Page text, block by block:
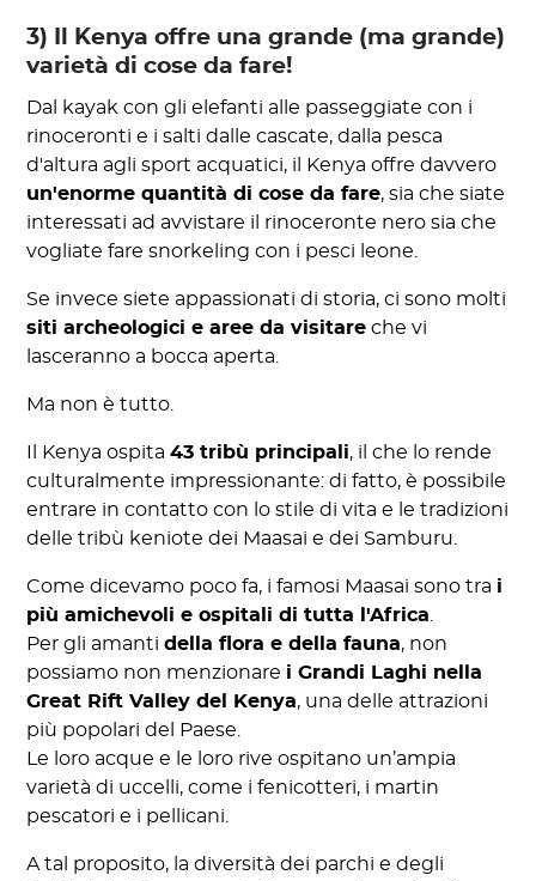
3) Il Kenya offre una grande (ma grande)
varietà di cose da fare!
Dal kayak con gli elefanti alle passeggiate con i
rinoceronti e i salti dalle cascate, dalla pesca
d'altura agli sport acquatici, il Kenya offre davvero
un'enorme quantità di cose da fare, sia che siate
interessati ad avvistare il rinoceronte nero sia che
vogliate fare snorkeling con i pesci leone.
Se invece siete appassionati di storia, ci sono molti
siti archeologici e aree da visitare che vi
lasceranno a bocca aperta.
Ma non è tutto.
Il Kenya ospita43 tribù principali, il che lo rende
culturalmente impressionante: di fatto, è possibile
entrare in contatto con lo stile di vita e le tradizioni
delle tribù keniote dei Maasai e dei Samburu.
Come dicevamo poco fa, i famosi Maasai sono tra i
più amichevoli e ospitali di tutta l'Africa
Per gli amantidella flora e della fauna, non
possiamo non menzionare i Grandi Laghi nella
Great Rift Valley del Kenya, una delle attrazioni
più popolari del Paese.
Le loro acque e le loro rive ospitano un’ampia
varietà di uccelli, come i fenicotteri, i martin
pescatori e i pellicani.
A tal proposito, la diversità dei parchi e degli